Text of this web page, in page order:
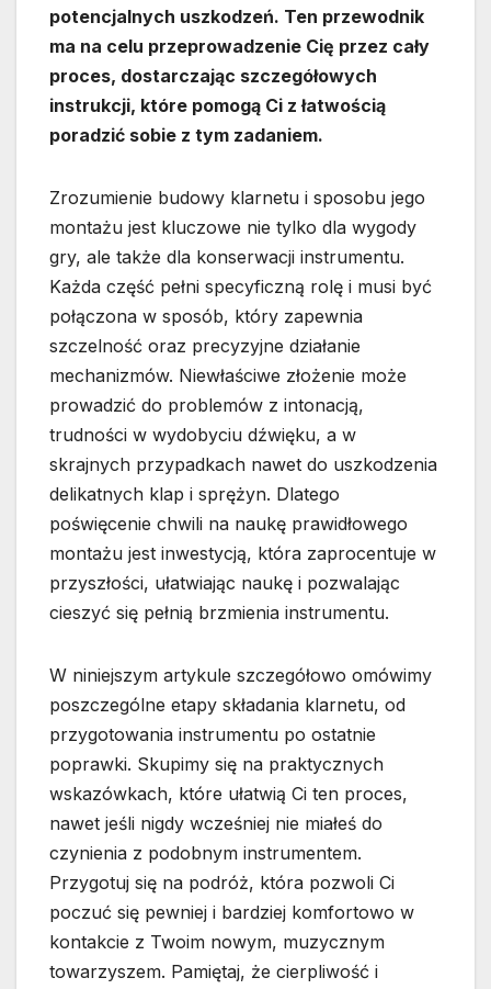
potencjalnych uszkodzeń. Ten przewodnik
ma na celu przeprowadzenie Cię przez cały
proces, dostarczając szczegółowych
instrukcji, które pomogą Ci z łatwością
poradzić sobie z tym zadaniem.
Zrozumienie budowy klarnetu i sposobu jego
montażu jest kluczowe nie tylko dla wygody
gry, ale także dla konserwacji instrumentu.
Każda część pełni specyficzną rolę i musi być
połączona w sposób, który zapewnia
szczelność oraz precyzyjne działanie
mechanizmów. Niewłaściwe złożenie może
prowadzić do problemów z intonacją,
trudności w wydobyciu dźwięku, a w
skrajnych przypadkach nawet do uszkodzenia
delikatnych klap i sprężyn. Dlatego
poświęcenie chwili na naukę prawidłowego
montażu jest inwestycją, która zaprocentuje w
przyszłości, ułatwiając naukę i pozwalając
cieszyć się pełnią brzmienia instrumentu.
W niniejszym artykule szczegółowo omówimy
poszczególne etapy składania klarnetu, od
przygotowania instrumentu po ostatnie
poprawki. Skupimy się na praktycznych
wskazówkach, które ułatwią Ci ten proces,
nawet jeśli nigdy wcześniej nie miałeś do
czynienia z podobnym instrumentem.
Przygotuj się na podróż, która pozwoli Ci
poczuć się pewniej i bardziej komfortowo w
kontakcie z Twoim nowym, muzycznym
towarzyszem. Pamiętaj, że cierpliwość i